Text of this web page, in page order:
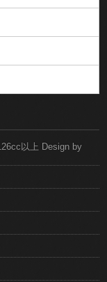
以上 Design by